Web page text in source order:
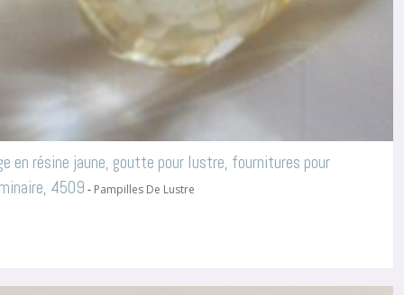
en résine jaune, goutte pour lustre, fournitures pour
4509 - Pampilles De Lustre